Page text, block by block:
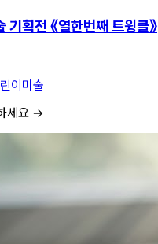
획전 《열한번째 트윙클》
이미술
세요 →